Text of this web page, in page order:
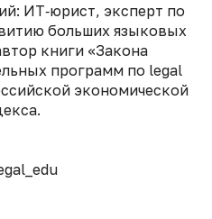
ИТ‑юрист, эксперт по
больших языковых
книги «Закона
программ по legal
экономической